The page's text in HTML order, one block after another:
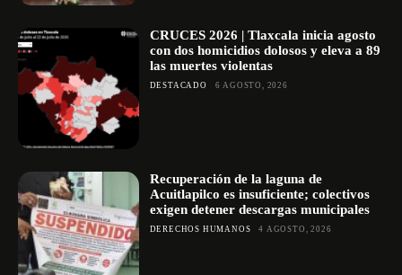
CRUCES 2026 | Tlaxcala inicia agosto
con dos homicidios dolosos y eleva a 89
las muertes violentas
DESTACADO 6 AGOSTO, 2026
Recuperación de la laguna de
Acuitlapilco es insuficiente; colectivos
exigen detener descargas municipales
DERECHOS HUMANOS 4 AGOSTO, 2026